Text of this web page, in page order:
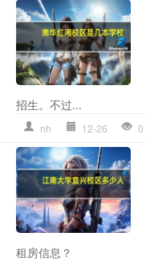
招生。不过...
nh 12-26 0
租房信息？